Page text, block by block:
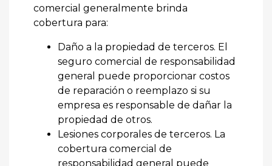
comercial generalmente brinda
cobertura para:
Daño a la propiedad de terceros. El
seguro comercial de responsabilidad
general puede proporcionar costos
de reparación o reemplazo si su
empresa es responsable de dañar la
propiedad de otros.
Lesiones corporales de terceros. La
cobertura comercial de
responsabilidad general puede